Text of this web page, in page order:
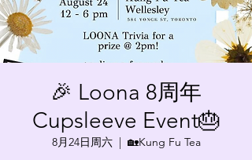
🎉 Loona 8周年
Cupsleeve Event🎂
8月24日周六
  |
🏡Kung Fu Tea